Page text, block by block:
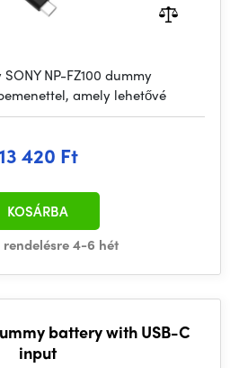
NP-FZ100 dummy
amely lehetővé
420 Ft
rendelésre 4-6 hét
KOSÁRBA
battery with USB-C
input